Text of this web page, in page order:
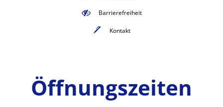
Barrierefreiheit
Kontakt
Öffnungszeiten